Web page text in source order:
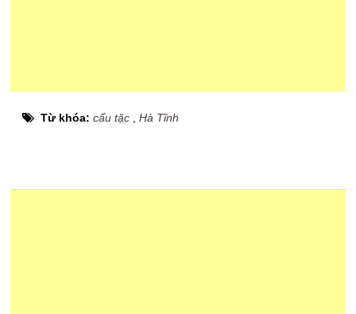
Từ khóa:cẩu tặc ,Hà Tĩnh